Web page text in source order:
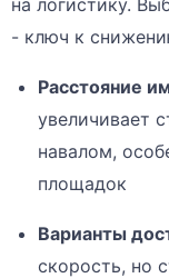
на логистику.
- ключ к
Расстояние
увеличивает
навалом,
площадок
Варианты
скорость, но